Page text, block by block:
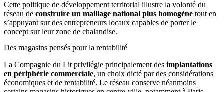
Cette politique de développement territorial illustre la volonté du
réseau de construire un maillage national plus homogène tout en
s’appuyant sur des entrepreneurs locaux capables de porter le
concept sur leur zone de chalandise.
Des magasins pensés pour la rentabilité
La Compagnie du Lit privilégie principalement des implantations
en périphérie commerciale, un choix dicté par des considérations
économiques et de rentabilité. Le réseau conserve néanmoins